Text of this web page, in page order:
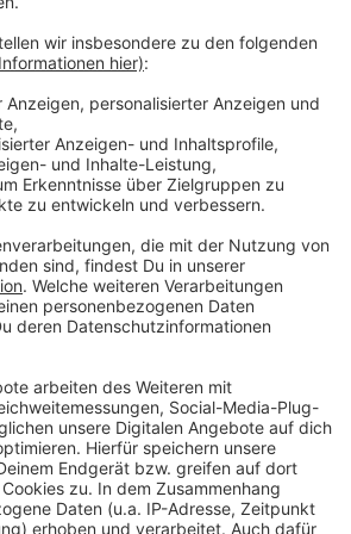
im Leben, die können uns zur
Plötzlicher Schneefall.
Menschen, die seltsame Wörter
sich vor Verzweiflung das
ziehen oder ihren Kopf
wollen, geht in eben diesem
und scharfer
Ein bisschen ausgeflippt,
nie ganz ernst gemeint.